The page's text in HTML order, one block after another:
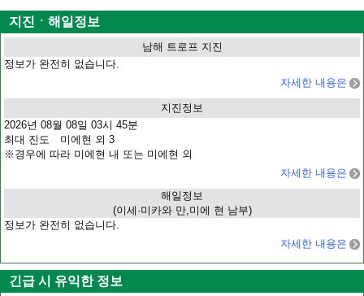
지진ㆍ해일정보
남해 트로프 지진
정보가 완전히 없습니다.
자세한 내용은
지진정보
2026년 08월 08일 03시 45분
최대 진도 미에현 외 3
※경우에 따라 미에현 내 또는 미에현 외
자세한 내용은
해일정보
(이세·미카와 만,미에 현 남부)
정보가 완전히 없습니다.
자세한 내용은
긴급 시 유익한 정보